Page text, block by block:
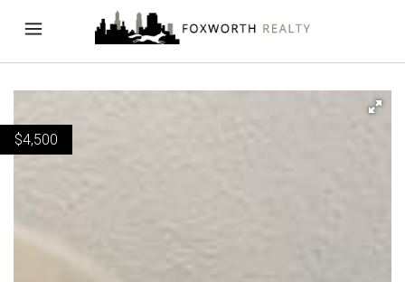
$4,500